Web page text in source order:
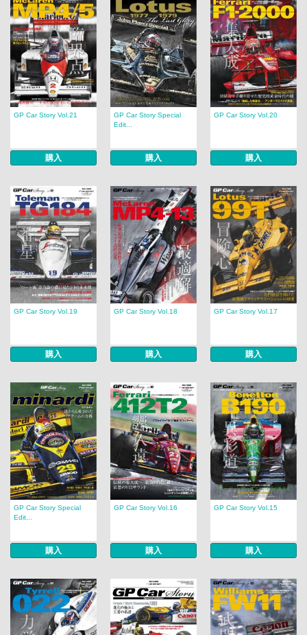
GP Car Story Vol.21
購入
GP Car Story Special
Edit...
購入
GP Car Story Vol.20
購入
GP Car Story Vol.19
購入
GP Car Story Vol.18
購入
GP Car Story Vol.17
購入
GP Car Story Special
Edit...
購入
GP Car Story Vol.16
購入
GP Car Story Vol.15
購入